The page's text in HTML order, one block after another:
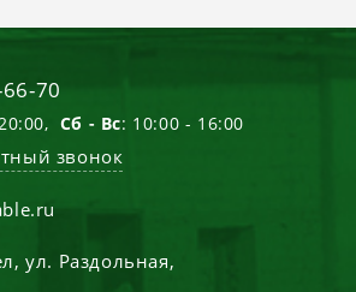
70
Сб - Вс: 10:00 - 16:00
звонок
,ул. Раздольная,